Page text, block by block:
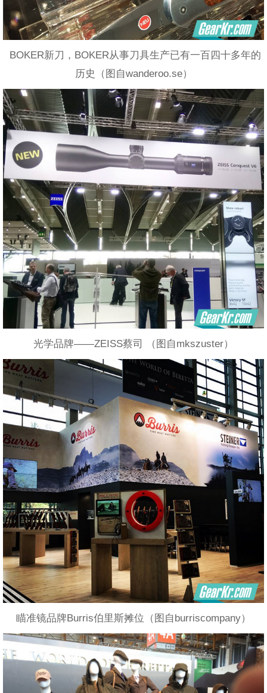
BOKER新刀，BOKER从事刀具生产已有一百四十多年的
历史（图自wanderoo.se）
光学品牌——ZEISS蔡司 （图自mkszuster）
瞄准镜品牌Burris伯里斯摊位（图自burriscompany）